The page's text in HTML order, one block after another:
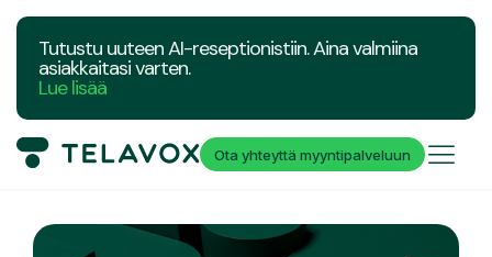
Tutustu uuteen AI-reseptionistiin. Aina valmiina
asiakkaitasi varten.
Lue lisää
Ota yhteyttä myyntipalveluun